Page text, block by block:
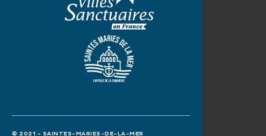
© 2021 - SAINTES-MARIES-DE-LA-MER